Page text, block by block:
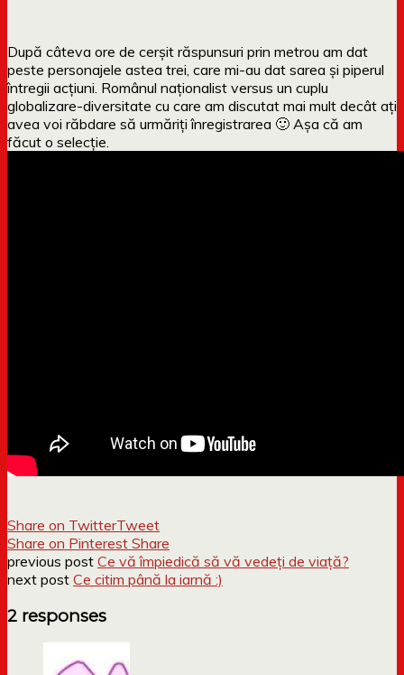
După câteva ore de cerșit răspunsuri prin metrou am dat
peste personajele astea trei, care mi-au dat sarea și piperul
întregii acțiuni. Românul naționalist versus un cuplu
globalizare-diversitate cu care am discutat mai mult decât ați
avea voi răbdare să urmăriți înregistrarea 🙂 Așa că am
făcut o selecție.
Share on TwitterTweet
Share on Pinterest Share
previous post Ce vă împiedică să vă vedeți de viață?
next post Ce citim până la iarnă :)
2 responses